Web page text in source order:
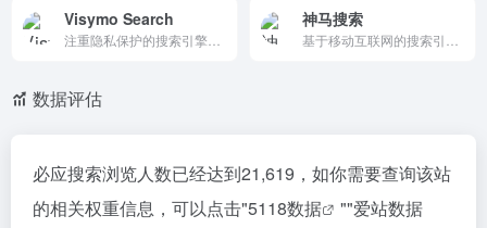
Visymo Search 神马搜索
数据评估
必应搜索浏览人数已经达到21,619，如你需要查询该站
的相关权重信息，可以点击"5118数据 ""爱站数据